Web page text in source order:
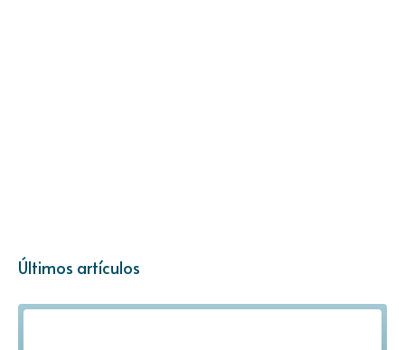
Últimos artículos